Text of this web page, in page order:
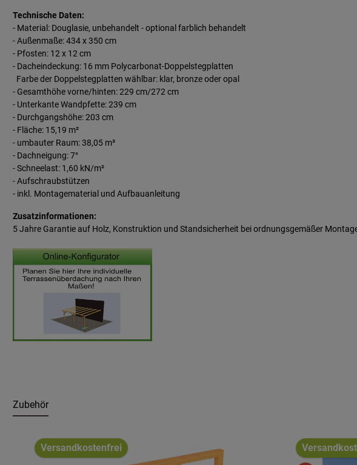
Technische Daten:
- Material: Douglasie, unbehandelt - optional farblich behandelt
- Außenmaße: 434 x 350 cm
- Pfosten: 12 x 12 cm
- Dacheindeckung: 16 mm Polycarbonat-Doppelstegplatten
Farbe der Doppelstegplatten wählbar: klar, bronze oder opal
- Gesamthöhe vorne/hinten: 229 cm/272 cm
- Unterkante Wandpfette: 239 cm
- Durchgangshöhe: 203 cm
- Fläche: 15,19 m²
- umbauter Raum: 38,05 m³
- Dachneigung: 7°
- Schneelast: 1,60 kN/m²
- Aufschraubstützen
- inkl. Montagematerial und Aufbauanleitung
Zusatzinformationen:
5 Jahre Garantie auf Holz, Konstruktion und Standsicherheit bei ordnungsgemäßer
Zubehör
Versandkostenfrei